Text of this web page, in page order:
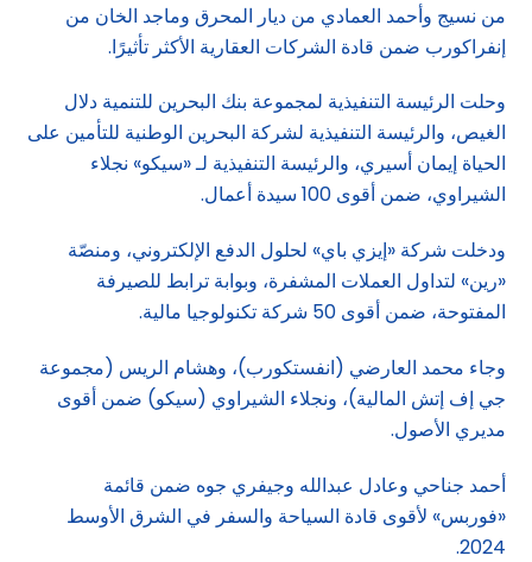
من نسيج وأحمد العمادي من ديار المحرق وماجد الخان من
إنفراكورب ضمن قادة الشركات العقارية الأكثر تأثيرًا.
وحلت الرئيسة التنفيذية لمجموعة بنك البحرين للتنمية دلال
الغيص، والرئيسة التنفيذية لشركة البحرين الوطنية للتأمين على
الحياة إيمان أسيري، والرئيسة التنفيذية لـ «سيكو» نجلاء
الشيراوي، ضمن أقوى 100 سيدة أعمال.
ودخلت شركة «إيزي باي» لحلول الدفع الإلكتروني، ومنصّة
«رين» لتداول العملات المشفرة، وبوابة ترابط للصيرفة
المفتوحة، ضمن أقوى 50 شركة تكنولوجيا مالية.
وجاء محمد العارضي (انفستكورب)، وهشام الريس (مجموعة
جي إف إتش المالية)، ونجلاء الشيراوي (سيكو) ضمن أقوى
مديري الأصول.
أحمد جناحي وعادل عبدالله وجيفري جوه ضمن قائمة
«فوربس» لأقوى قادة السياحة والسفر في الشرق الأوسط
2024.